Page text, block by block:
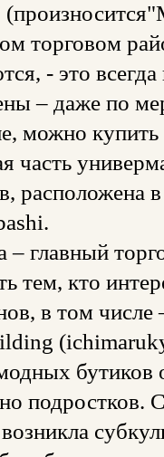
торговом
- это
– даже по
можно
часть
расположена
– главный
тем, кто
в том
бутиков
подростков.